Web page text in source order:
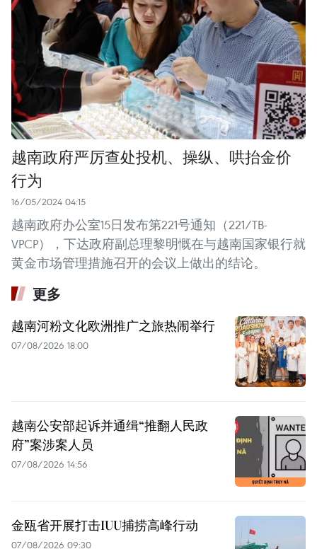
越南政府严厉查处投机、操纵、哄抬金价
行为
16/05/2024 04:15
越南政府办公室15日发布第221号通知（221/TB-
VPCP），下达政府副总理黎明慨在与越南国家银行就
黄金市场管理措施召开的会议上做出的结论。
更多
越南河粉文化欧洲推广之旅热闹举行
07/08/2026 18:00
越南公安部起诉并通缉“推翻人民政
府”案涉案人员
07/08/2026 14:56
金瓯省开展打击IUU捕捞高峰行动
07/08/2026 09:30